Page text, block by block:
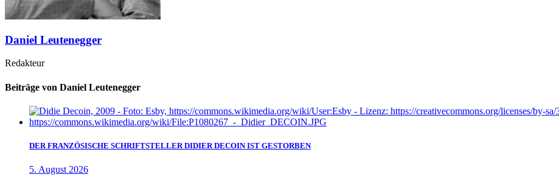
Daniel Leutenegger
Redakteur
Beiträge von Daniel Leutenegger
DER FRANZÖSISCHE SCHRIFTSTELLER DIDIER DECOIN IST GESTORBEN
5. August 2026